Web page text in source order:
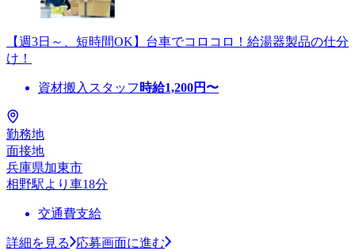
【週3日～、短時間OK】台車でコロコロ！給湯器製品の仕分
け！
資材搬入スタッフ 時給1,200円〜
勤務地
面接地
兵庫県加東市
相野駅より車18分
交通費支給
詳細を見る
応募画面に進む